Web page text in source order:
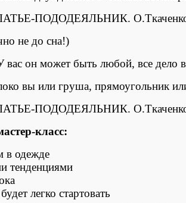
не до сна!)
вас он может быть любой, все
вы или груша, прямоугольник
класс:
в одежде
тенденциями
легко стартовать